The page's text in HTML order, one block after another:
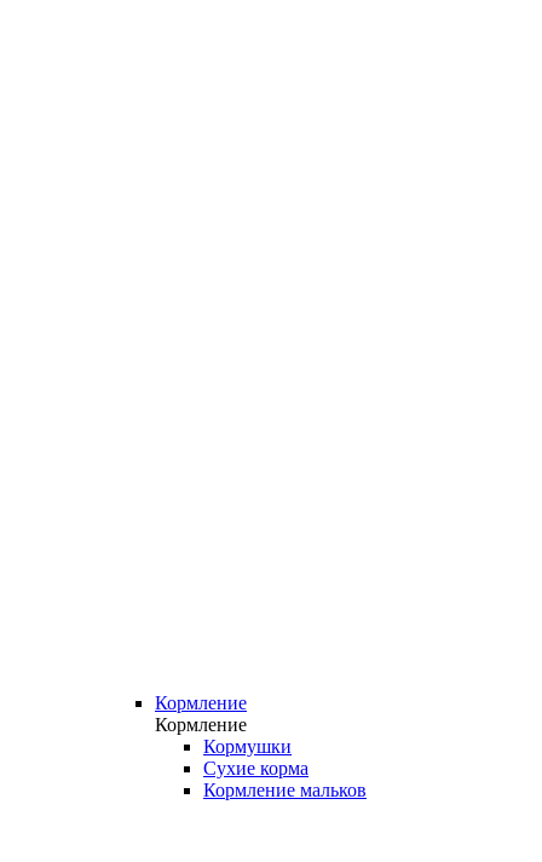
Кормление
Кормление
Кормушки
Сухие корма
Кормление мальков